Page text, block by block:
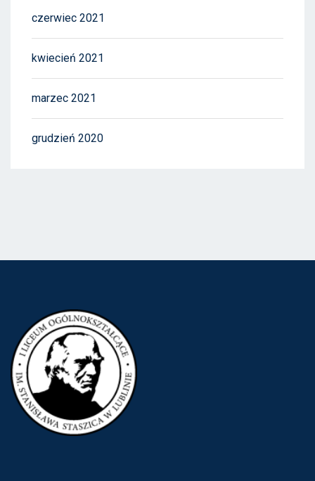
czerwiec 2021
kwiecień 2021
marzec 2021
grudzień 2020